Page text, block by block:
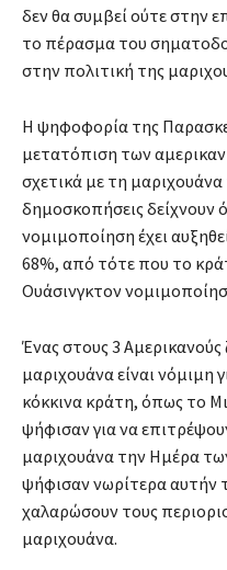
δεν θα συμβεί ούτε στην
το πέρασμα του
στην πολιτική της
Η ψηφοφορία της
μετατόπιση των
σχετικά με τη μαριχουάνα
δημοσκοπήσεις δείχνουν
νομιμοποίηση έχει
68%, από τότε που το
Ουάσινγκτον
Ένας στους 3
μαριχουάνα είναι νόμιμη
κόκκινα κράτη, όπως το
ψήφισαν για να
μαριχουάνα την Ημέρα
ψήφισαν νωρίτερα αυτήν
χαλαρώσουν τους
μαριχουάνα.